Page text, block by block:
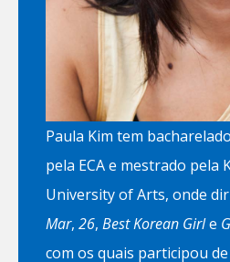
Paula Kim tem
pela ECA e mestrado pela
University of Arts, onde
Mar, 26, Best Korean Girle
com os quais participou